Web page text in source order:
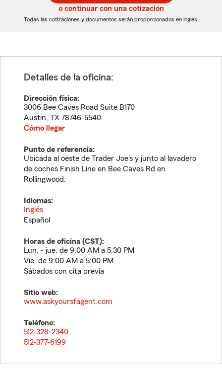
5
dígitos
5
dígitos
o continuar con una cotización
Todas las cotizaciones y documentos serán proporcionados en inglés.
Detalles de la oficina:
Dirección física:
3006 Bee Caves Road Suite B170
Austin, TX 78746-5540
Cómo llegar
Punto de referencia:
Ubicada al oeste de Trader Joe's y junto al lavadero
de coches Finish Line en Bee Caves Rd en
Rollingwood.
Idiomas:
Inglés
Español
Horas de oficina (CST):
Lun. - jue. de 9:00 AM a 5:30 PM
Vie. de 9:00 AM a 5:00 PM
Sábados con cita previa
Sitio web:
www.askyoursfagent.com
Teléfono:
512-328-2340
512-377-6199